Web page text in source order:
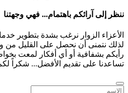
ننظر إلى آرائكم باهتمام... فهي وجهتنا
الأعزاء الزوار نرغب بشدة بتطوير
لذلك نتمنى أن نحصل على القليل من
رأيكم بشفافية أو أي أفكار لمعت
تساعدنا على تقديم الأفضل... شكراً